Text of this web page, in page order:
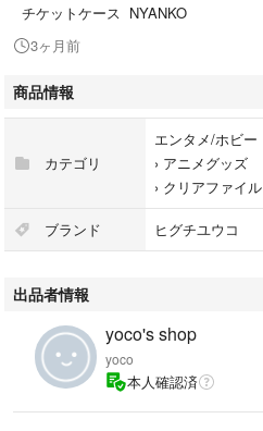
チケットケース NYANKO
3ヶ月前
商品情報
カテゴリ
エンタメ/ホビー
› アニメグッズ
› クリアファイル
ブランド ヒグチユウコ
出品者情報
yoco's shop
yoco
本人確認済